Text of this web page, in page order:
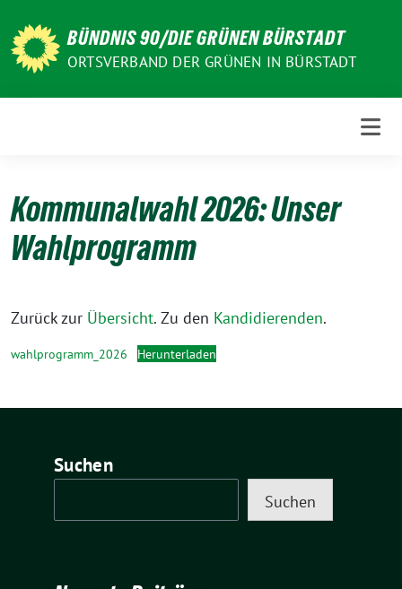
zum
Inhalt
BÜNDNIS 90/DIE GRÜNEN BÜRSTADT
ORTSVERBAND DER GRÜNEN IN BÜRSTADT
Kommunalwahl 2026: Unser
Wahlprogramm
Zurück zur Übersicht. Zu den Kandidierenden.
wahlprogramm_2026 Herunterladen
Suchen
Suchen